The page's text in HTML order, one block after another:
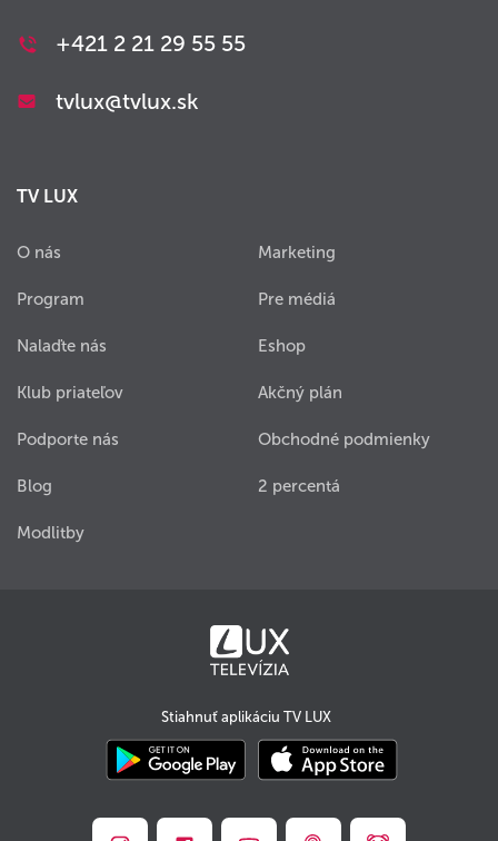
+421 2 21 29 55 55
tvlux@tvlux.sk
TV LUX
O nás
Program
Nalaďte nás
Klub priateľov
Podporte nás
Blog
Modlitby
Marketing
Pre médiá
Eshop
Akčný plán
Obchodné podmienky
2 percentá
Stiahnuť aplikáciu TV LUX